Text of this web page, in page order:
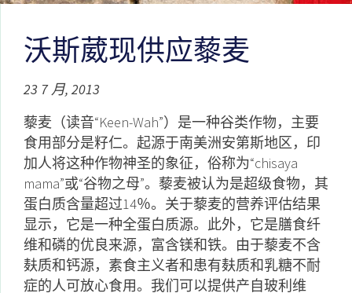
沃斯葳现供应藜麦
23 7 月, 2013
藜麦（读音“Keen-Wah”）是一种谷类作物，主要
食用部分是籽仁。起源于南美洲安第斯地区，印
加人将这种作物神圣的象征，俗称为“chisaya
mama”或“谷物之母”。藜麦被认为是超级食物，其
蛋白质含量超过14％。关于藜麦的营养评估结果
显示，它是一种全蛋白质源。此外，它是膳食纤
维和磷的优良来源，富含镁和铁。由于藜麦不含
麸质和钙源，素食主义者和患有麸质和乳糖不耐
症的人可放心食用。我们可以提供产自玻利维